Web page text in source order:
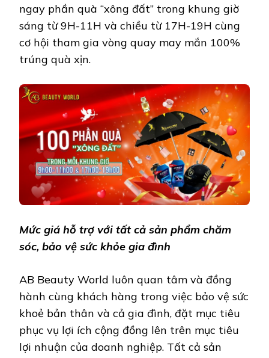
ngay phần quà “xông đất” trong khung giờ
sáng từ 9H-11H và chiều từ 17H-19H cùng
cơ hội tham gia vòng quay may mắn 100%
trúng quà xịn.
Mức giá hỗ trợ với tất cả sản phẩm chăm
sóc, bảo vệ sức khỏe gia đình
AB Beauty World luôn quan tâm và đồng
hành cùng khách hàng trong việc bảo vệ sức
khoẻ bản thân và cả gia đình, đặt mục tiêu
phục vụ lợi ích cộng đồng lên trên mục tiêu
lợi nhuận của doanh nghiệp. Tất cả sản